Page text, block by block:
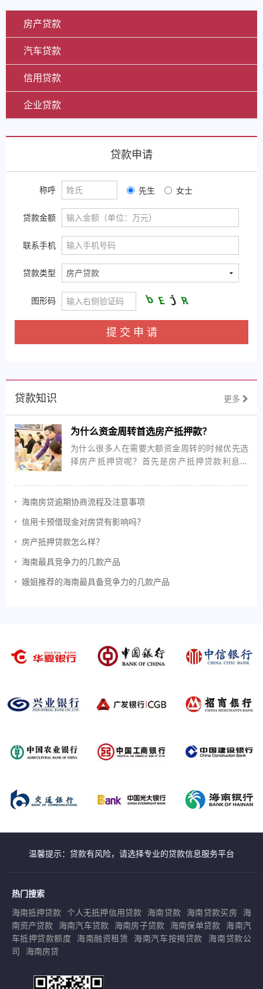
房产贷款
汽车贷款
信用贷款
企业贷款
贷款申请
称呼 先生 女士
贷款金额
联系手机
贷款类型
图形码
提 交 申 请
贷款知识 更多
为什么资金周转首选房产抵押款？
为什么很多人在需要大额资金周转的时候优先选
择房产抵押贷呢？首先是房产抵押贷款利息最
后本，每个月只还利息，最大限度使用本金，手
头资金比较紧的，也可以选择最长25年期的等额
海南房贷逾期协商流程及注意事项
信用卡预借现金对房贷有影响吗？
房产抵押贷款怎么样？
海南最具竞争力的几款产品
娥姐推荐的海南最具备竞争力的几款产品
温馨提示：贷款有风险，请选择专业的贷款信息服务平台
热门搜索
海南抵押贷款 个人无抵押信用贷款 海南贷款 海南贷款买房
海
南资产贷款 海南汽车贷款 海南房子贷款 海南保单贷款 海南汽
车抵押贷款额度 海南融资租赁 海南汽车按揭贷款
海南贷款公
司
海南房贷